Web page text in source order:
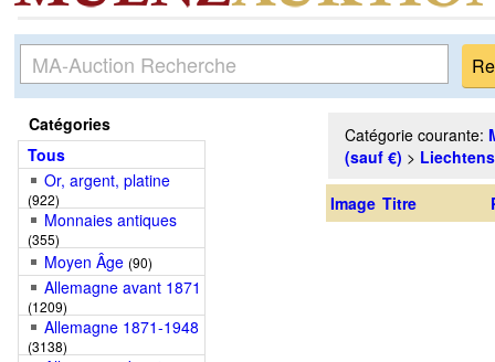
Catégories
Tous
Or, argent, platine
(922)
Monnaies antiques
(355)
Moyen Âge (90)
Allemagne avant 1871
(1209)
Allemagne 1871-1948
(3138)
Catégorie courante:
(sauf €) >
Image Titre